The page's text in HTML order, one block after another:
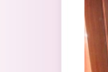
Перейти к основному содержанию